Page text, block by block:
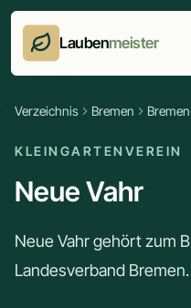
Laubenmeister
Verzeichnis Bremen
KLEINGARTENVEREIN
Neue Vahr
Neue Vahr gehört zum
Landesverband Bremen.